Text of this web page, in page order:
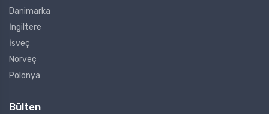
Danimarka
İngiltere
İsveç
Norveç
Polonya
Bülten